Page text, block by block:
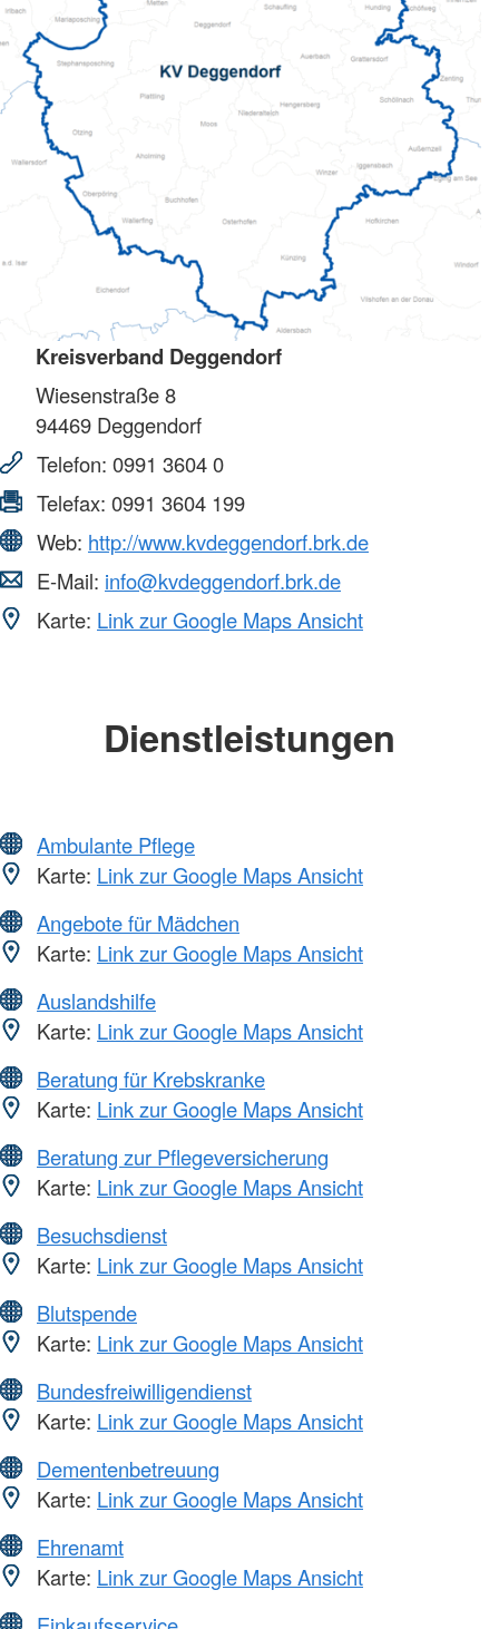
Kreisverband Deggendorf
Wiesenstraße 8
94469 Deggendorf
Telefon: 0991 3604 0
Telefax: 0991 3604 199
Web: http://www.kvdeggendorf.brk.de
E-Mail: info@kvdeggendorf.brk.de
Karte: Link zur Google Maps Ansicht
Dienstleistungen
Ambulante Pflege
Karte: Link zur Google Maps Ansicht
Angebote für Mädchen
Karte: Link zur Google Maps Ansicht
Auslandshilfe
Karte: Link zur Google Maps Ansicht
Beratung für Krebskranke
Karte: Link zur Google Maps Ansicht
Beratung zur Pflegeversicherung
Karte: Link zur Google Maps Ansicht
Besuchsdienst
Karte: Link zur Google Maps Ansicht
Blutspende
Karte: Link zur Google Maps Ansicht
Bundesfreiwilligendienst
Karte: Link zur Google Maps Ansicht
Dementenbetreuung
Karte: Link zur Google Maps Ansicht
Ehrenamt
Karte: Link zur Google Maps Ansicht